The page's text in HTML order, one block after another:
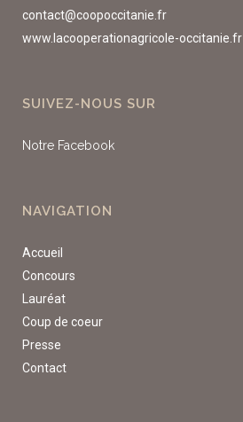
contact@coopoccitanie.fr
www.lacooperationagricole-occitanie.fr
SUIVEZ-NOUS SUR
Notre Facebook
NAVIGATION
Accueil
Concours
Lauréat
Coup de coeur
Presse
Contact